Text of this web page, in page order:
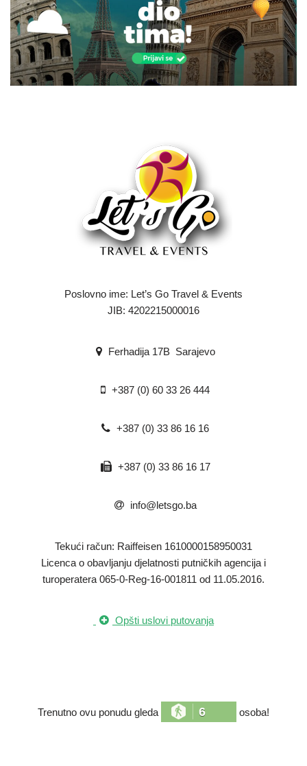
Poslovno ime: Let’s Go Travel & Events
JIB: 4202215000016
Ferhadija 17B Sarajevo
+387 (0) 60 33 26 444
+387 (0) 33 86 16 16
+387 (0) 33 86 16 17
info@letsgo.ba
Tekući račun: Raiffeisen 1610000158950031
​Licenca o obavljanju djelatnosti putničkih agencija i
turoperatera 065-0-Reg-16-001811 od 11.05.2016.
Opšti uslovi putovanja
Trenutno ovu ponudu gleda 6 osoba!